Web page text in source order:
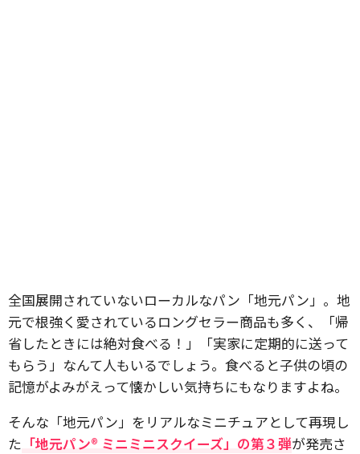
全国展開されていないローカルなパン「地元パン」。地
元で根強く愛されているロングセラー商品も多く、「帰
省したときには絶対食べる！」「実家に定期的に送って
もらう」なんて人もいるでしょう。食べると子供の頃の
記憶がよみがえって懐かしい気持ちにもなりますよね。
そんな「地元パン」をリアルなミニチュアとして再現し
た 「地元パン® ミニミニスクイーズ」の第３弾が発売さ